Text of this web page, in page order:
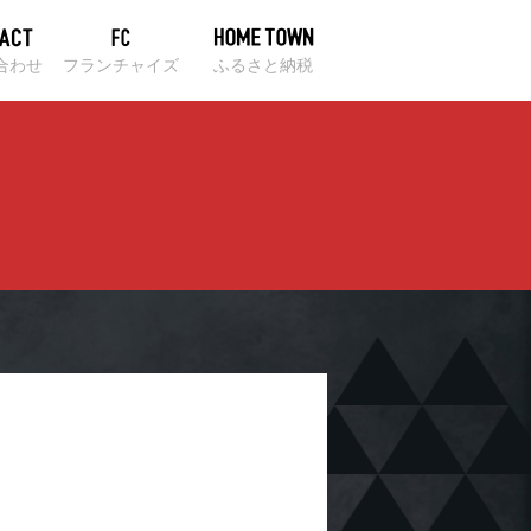
わせ フランチャイズ ふるさと納税